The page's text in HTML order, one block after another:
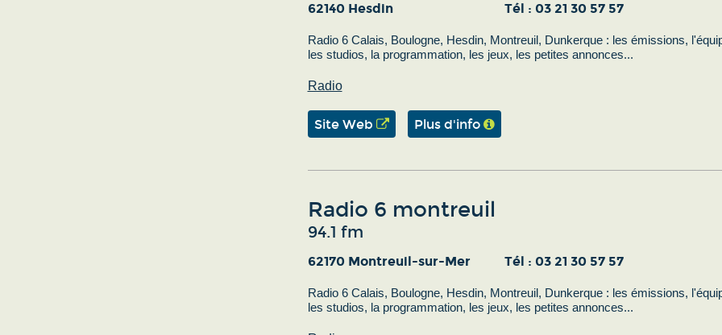
62140 Hesdin Tél : 03 21 30 57 57
Radio 6 Calais, Boulogne, Hesdin, Montreuil, Dunkerque : les émissions,
les studios, la programmation, les jeux, les petites annonces...
Radio
Site Web Plus d'info
Radio 6 montreuil
94.1 fm
62170 Montreuil-sur-Mer Tél : 03 21 30 57 57
Radio 6 Calais, Boulogne, Hesdin, Montreuil, Dunkerque : les émissions,
les studios, la programmation, les jeux, les petites annonces...